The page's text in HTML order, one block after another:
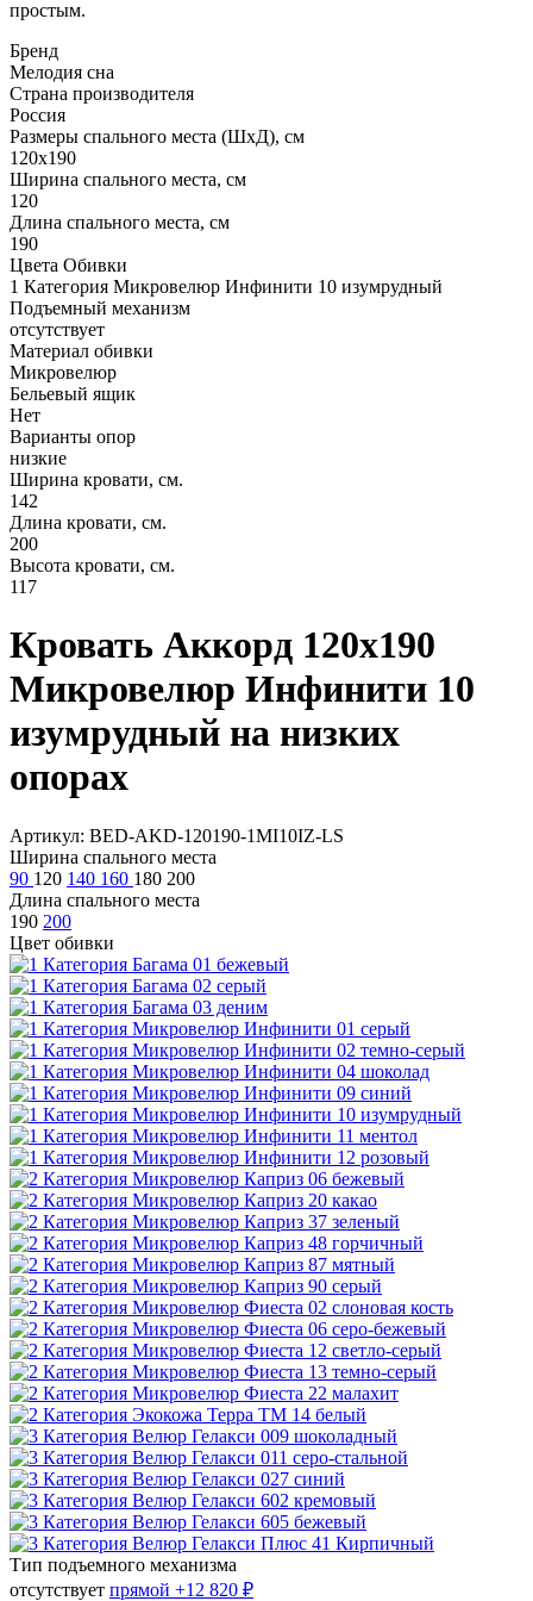
простым.
Бренд
Мелодия сна
Страна производителя
Россия
Размеры спального места (ШхД), см
120х190
Ширина спального места, см
120
Длина спального места, см
190
Цвета Обивки
1 Категория Микровелюр Инфинити 10 изумрудный
Подъемный механизм
отсутствует
Материал обивки
Микровелюр
Бельевый ящик
Нет
Варианты опор
низкие
Ширина кровати, см.
142
Длина кровати, см.
200
Высота кровати, см.
117
Кровать Аккорд 120х190
Микровелюр Инфинити 10
изумрудный на низких
опорах
Артикул: BED-AKD-120190-1MI10IZ-LS
Ширина спального места
90 120 140 160 180 200
Длина спального места
190 200
Цвет обивки
Тип подъемного механизма
отсутствует прямой +12 820 ₽